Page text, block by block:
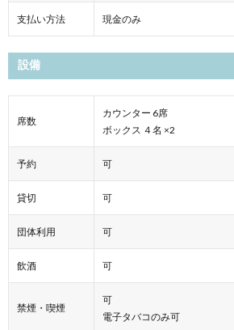
支払い方法 現金のみ
設備
席数
カウンター 6席
ボックス ４名 ×2
予約 可
貸切 可
団体利用 可
飲酒 可
禁煙・喫煙
可
電子タバコのみ可